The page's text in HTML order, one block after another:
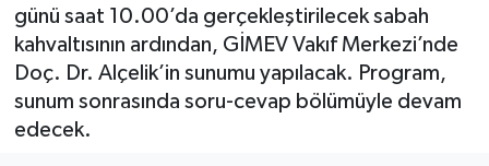
günü saat 10.00’da gerçekleştirilecek sabah
kahvaltısının ardından, GİMEV Vakıf Merkezi’nde
Doç. Dr. Alçelik’in sunumu yapılacak. Program,
sunum sonrasında soru-cevap bölümüyle devam
edecek.